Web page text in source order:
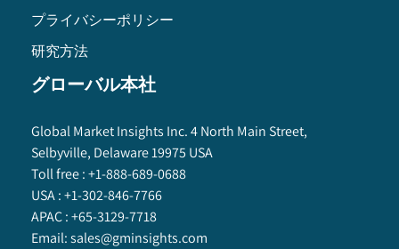
プライバシーポリシー
研究方法
グローバル本社
Global Market Insights Inc. 4 North Main Street,
Selbyville, Delaware 19975 USA
Toll free :+1-888-689-0688
USA :+1-302-846-7766
APAC :+65-3129-7718
Email:sales@gminsights.com